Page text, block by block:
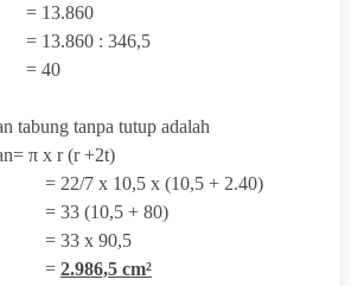
13.860
: 346,5
tabung tanpa tutup adalah
π x r (r +2t)
10,5 x (10,5 + 2.40)
+ 80)
90,5
2.986,5 cm²